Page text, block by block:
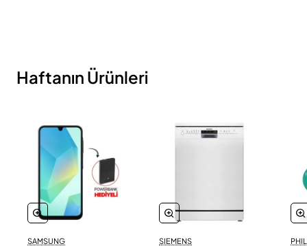
Haftanın Ürünleri
SAMSUNG SIEMENS